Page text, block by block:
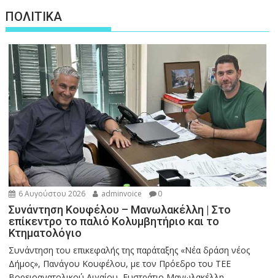
ΠΟΛΙΤΙΚΑ
6 Αυγούστου 2026 adminvoice 0
Συνάντηση Κουφέλου – Μανωλακέλλη | Στο
επίκεντρο το παλιό Κολυμβητήριο και το
Κτηματολόγιο
Συνάντηση του επικεφαλής της παράταξης «Νέα δράση νέος
Δήμος», Πανάγου Κουφέλου, με τον Πρόεδρο του ΤΕΕ